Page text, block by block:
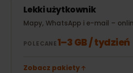
Lekki użytkownik
Mapy, WhatsApp i e-mail –
POLECANE1–3 GB / tydzień
Zobacz pakiety